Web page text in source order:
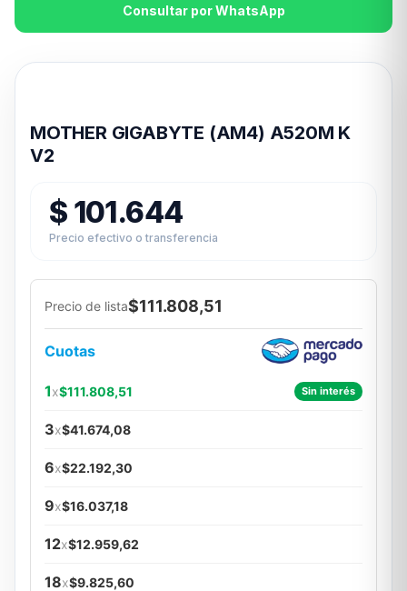
Consultar por WhatsApp
MOTHER GIGABYTE (AM4) A520M K
V2
$ 101.644
Precio efectivo o transferencia
Precio de lista$111.808,51
Cuotas
1x$111.808,51 Sin interés
3x$41.674,08
6x$22.192,30
9x$16.037,18
12x$12.959,62
18x$9.825,60